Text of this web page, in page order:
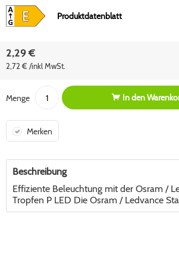
Produktdatenblatt
2,29 €
2,72 € /inkl MwSt.
Menge In den
Merken
Beschreibung
Effiziente Beleuchtung mit der Osram /
Tropfen P LED Die Osram / Ledvance